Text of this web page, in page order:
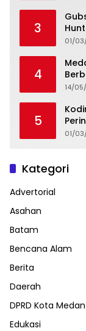
3
01/
4
14/
5
01/
Kategori
Advertorial
Asahan
Batam
Bencana Alam
Berita
Daerah
DPRD Kota Medan
Edukasi